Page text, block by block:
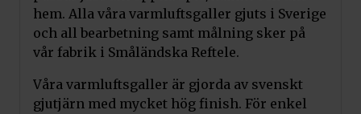
hem. Alla våra varmluftsgaller gjuts i Sverige
och all bearbetning samt målning sker på
vår fabrik i Småländska Reftele.
Våra varmluftsgaller är gjorda av svenskt
gjutjärn med mycket hög finish. För enkel